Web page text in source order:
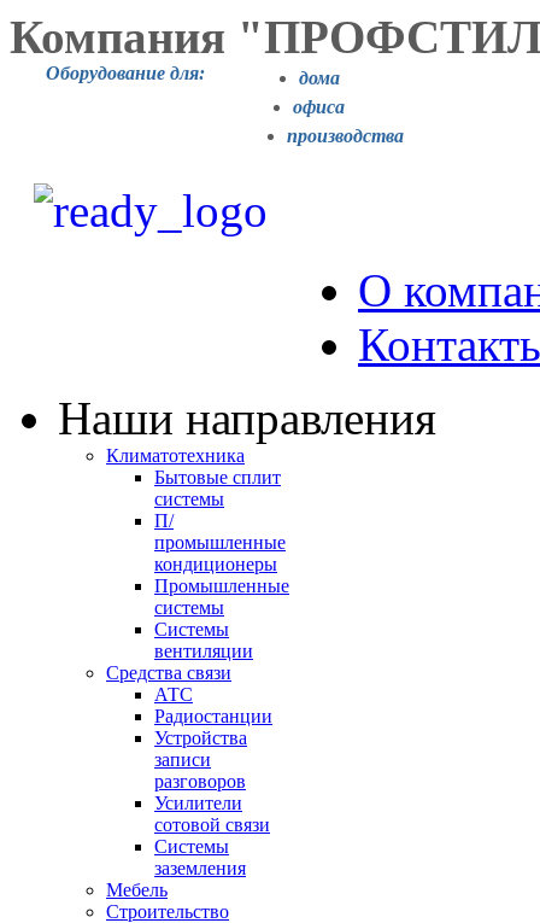
Компания
Оборудование для:
дома
офиса
производства
О
Наши направления
Климатотехника
Бытовые сплит
системы
П/
промышленные
кондиционеры
Промышленные
системы
Системы
вентиляции
Средства связи
АТС
Радиостанции
Устройства
записи
разговоров
Усилители
сотовой связи
Системы
заземления
Мебель
Строительство